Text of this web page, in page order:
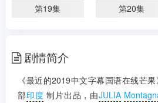
第19集 第20集
第25集
第28集 第29集
剧情简介
《最近的2019中文字幕国语在线芒
部印度 制片出品，由JULIA